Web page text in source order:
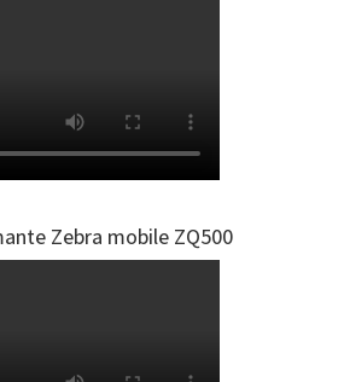
Zebra mobile ZQ500